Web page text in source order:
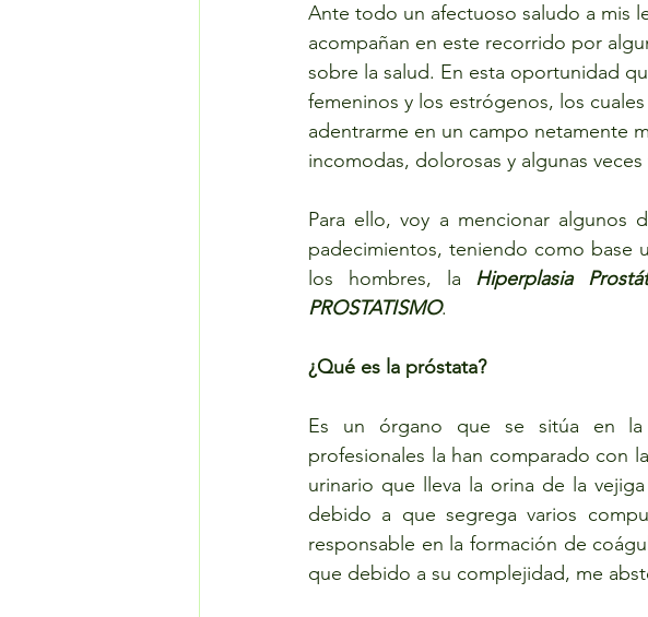
Ante todo un afectuoso saludo a mis
acompañan en este recorrido por
sobre la salud. En esta oportunidad
femeninos y los estrógenos, los
adentrarme en un campo netamente
incomodas, dolorosas y algunas
Para ello, voy a mencionar algunos
padecimientos, teniendo como base
los hombres, la Hiperplasia
PROSTATISMO.
¿Qué es la próstata?
Es un órgano que se sitúa en la
profesionales la han comparado con
urinario que lleva la orina de la
debido a que segrega varios
responsable en la formación de
que debido a su complejidad, me